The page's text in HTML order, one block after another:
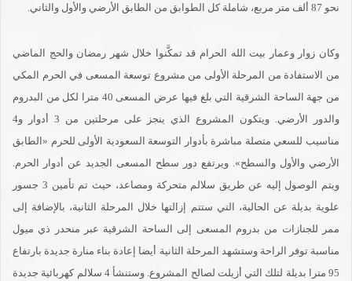
نحو 87 ألف متر مربع، شاملة كل الطوابق من الطابق الأرضي والأول والثاني.
وكان زوار وعمار بيت الله الحرام قد تمكَّنوا خلال شهر رمضان والحج الماضي
من الاستفادة من المرحلة الأولى من مشروع توسعة المسعى في الحرم المكي
من جهة الساحة الشرقية التي بلغ فيها عرض المسعى 40 مترا لكل من البدروم
والدور الأرضي. ويتكون المشروع الذي ينجز على مرحلتين من 3 أدوار و4
مناسيب للسعي متصلة مباشرة بأدوار التوسعة السعودية الأولى للحرم «الطابق
الأرضي والأول والسطح». ويرتفع دور سطح المسعى الجديد عن أدوار الحرم.
ويتم الوصول إليه عن طريق سلالم متحركة ومصاعد، حيث تم تأمين 3 جسور
علوية بديلة عن الحالية، التي ستتم إزالتها خلال المرحلة الثانية، بالإضافة إلى
ممر للجنازات من بدروم المسعى إلى الساحة الشرقية عبر منحدر ذي ميول
مناسبة توفر الراحة وستشهد المرحلة الثانية أيضا إعادة بناء منارة جديدة بارتفاع
95 مترا بديلة لتلك التي أزيلت لصالح المشروع. وستنشأ 4 سلالم كهربائية جديدة